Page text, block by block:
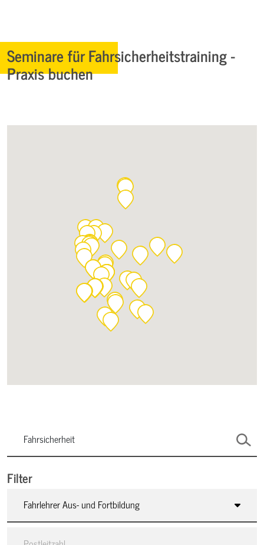
Seminare für Fahrsicherheitstraining -
Praxis buchen
Filter
Fahrlehrer Aus- und Fortbildung